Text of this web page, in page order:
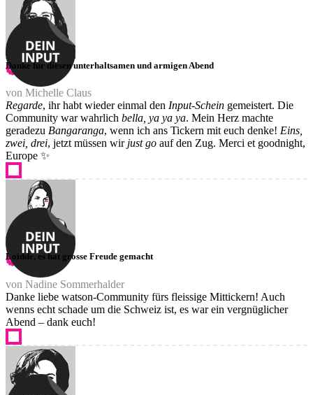
Danke für diesen unterhaltsamen und armigen Abend
von Michelle Claus
Regarde, ihr habt wieder einmal den Input-Schein gemeistert. Die
Community war wahrlich bella, ya ya ya. Mein Herz machte
geradezu Bangaranga, wenn ich ans Tickern mit euch denke! Eins,
zwei, drei, jetzt müssen wir just go auf den Zug. Merci et goodnight,
Europe ✨
Loidde, es hat grosse Freude gemacht
von Nadine Sommerhalder
Danke liebe watson-Community fürs fleissige Mittickern! Auch
wenns echt schade um die Schweiz ist, es war ein vergnüglicher
Abend – dank euch!